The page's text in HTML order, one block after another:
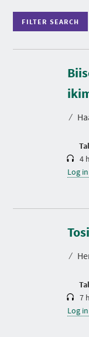
FILTER SEARCH
A
R
C
⁄
D
u
r
a
i
4
Log
⁄
D
r
a
i
7
Log